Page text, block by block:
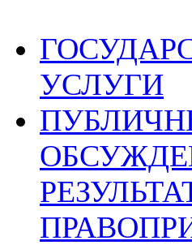
УСЛУГИ